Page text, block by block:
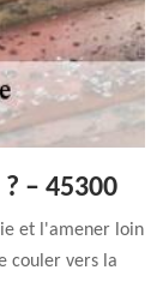
? – 45300
et l'amener loin
couler vers la